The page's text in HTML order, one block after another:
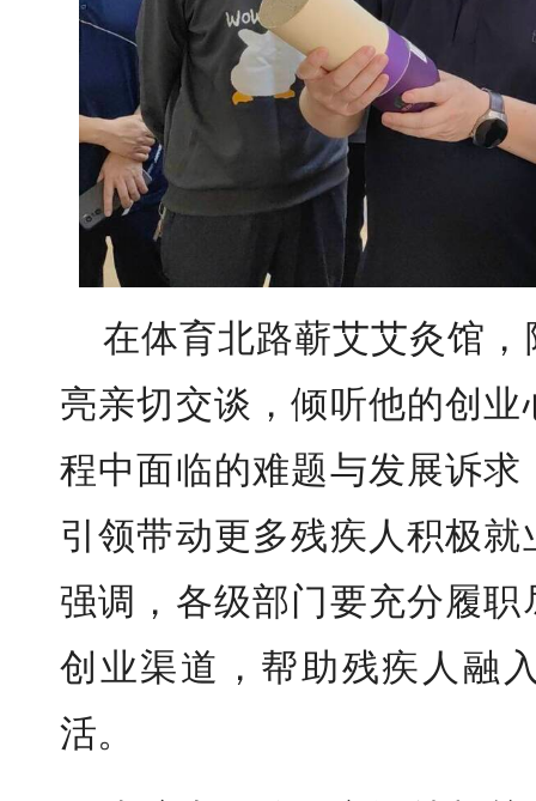
在体育北路蕲艾艾灸馆
亮亲切交谈，倾听他的创
程中面临的难题与发展诉
引领带动更多残疾人积极
强调，各级部门要充分履
创业渠道，帮助残疾人融
活。